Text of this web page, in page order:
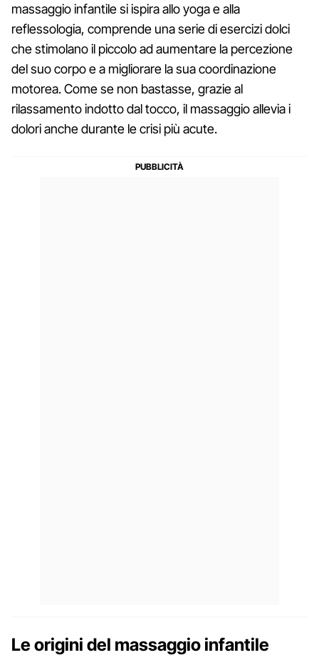
massaggio infantile si ispira allo yoga e alla
reflessologia, comprende una serie di esercizi dolci
che stimolano il piccolo ad aumentare la percezione
del suo corpo e a migliorare la sua coordinazione
motorea. Come se non bastasse, grazie al
rilassamento indotto dal tocco, il massaggio allevia i
dolori anche durante le crisi più acute.
Le origini del massaggio infantile